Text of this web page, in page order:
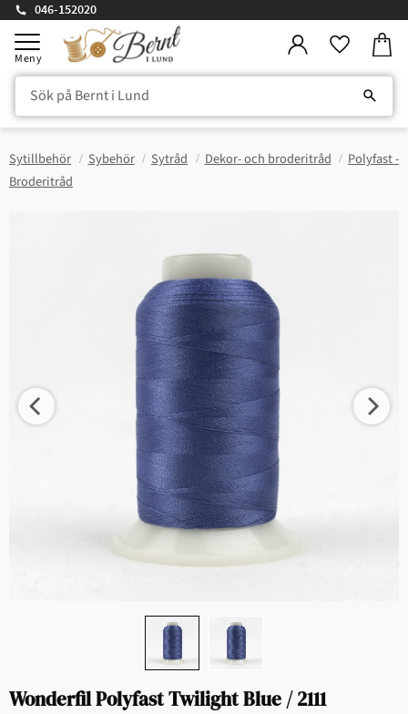
Meny
046-152020
Sytillbehör Sybehör Sytråd Dekor- och broderitråd
Polyfast -
Broderitråd
Wonderfil Polyfast Twilight Blue / 2111